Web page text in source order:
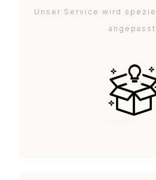
Unser Service wird
angepasst.